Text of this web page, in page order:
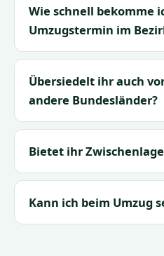
Wie schnell bekomme
Umzugstermin im
Übersiedelt ihr auch
andere Bundesländer?
Bietet ihr
Kann ich beim Umzug